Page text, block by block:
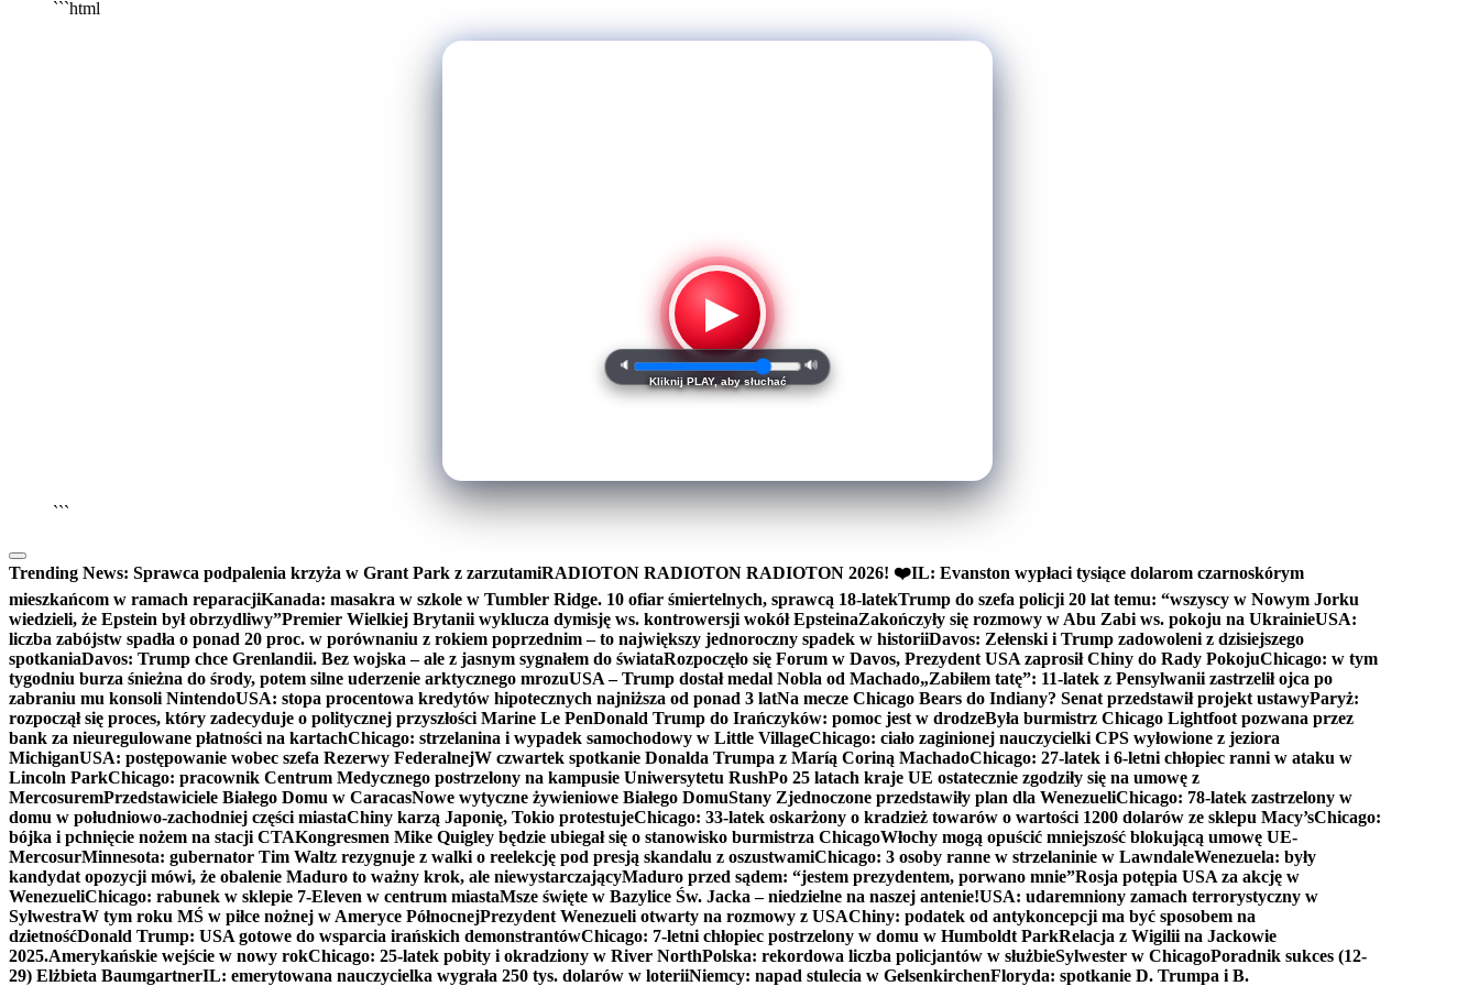
```html
▶
🔈 🔊
Kliknij PLAY, aby słuchać
```
Trending News: Sprawca podpalenia krzyża w Grant Park z zarzutamiRADIOTON RADIOTON RADIOTON 2026! ❤️IL: Evanston wypłaci tysiące dolarom czarnoskórym
mieszkańcom w ramach reparacjiKanada: masakra w szkole w Tumbler Ridge. 10 ofiar śmiertelnych, sprawcą 18-latekTrump do szefa policji 20 lat temu: “wszyscy w Nowym Jorku
wiedzieli, że Epstein był obrzydliwy”Premier Wielkiej Brytanii wyklucza dymisję ws. kontrowersji wokół EpsteinaZakończyły się rozmowy w Abu Zabi ws. pokoju na UkrainieUSA:
liczba zabójstw spadła o ponad 20 proc. w porównaniu z rokiem poprzednim – to największy jednoroczny spadek w historiiDavos: Zełenski i Trump zadowoleni z dzisiejszego
spotkaniaDavos: Trump chce Grenlandii. Bez wojska – ale z jasnym sygnałem do świataRozpoczęło się Forum w Davos, Prezydent USA zaprosił Chiny do Rady PokojuChicago: w tym
tygodniu burza śnieżna do środy, potem silne uderzenie arktycznego mrozuUSA – Trump dostał medal Nobla od Machado„Zabiłem tatę”: 11-latek z Pensylwanii zastrzelił ojca po
zabraniu mu konsoli NintendoUSA: stopa procentowa kredytów hipotecznych najniższa od ponad 3 latNa mecze Chicago Bears do Indiany? Senat przedstawił projekt ustawyParyż:
rozpoczął się proces, który zadecyduje o politycznej przyszłości Marine Le PenDonald Trump do Irańczyków: pomoc jest w drodzeByła burmistrz Chicago Lightfoot pozwana przez
bank za nieuregulowane płatności na kartachChicago: strzelanina i wypadek samochodowy w Little VillageChicago: ciało zaginionej nauczycielki CPS wyłowione z jeziora
MichiganUSA: postępowanie wobec szefa Rezerwy FederalnejW czwartek spotkanie Donalda Trumpa z Maríą Coriną MachadoChicago: 27-latek i 6-letni chłopiec ranni w ataku w
Lincoln ParkChicago: pracownik Centrum Medycznego postrzelony na kampusie Uniwersytetu RushPo 25 latach kraje UE ostatecznie zgodziły się na umowę z
MercosuremPrzedstawiciele Białego Domu w CaracasNowe wytyczne żywieniowe Białego DomuStany Zjednoczone przedstawiły plan dla WenezueliChicago: 78-latek zastrzelony w
domu w południowo-zachodniej części miastaChiny karzą Japonię, Tokio protestujeChicago: 33-latek oskarżony o kradzież towarów o wartości 1200 dolarów ze sklepu Macy’sChicago:
bójka i pchnięcie nożem na stacji CTAKongresmen Mike Quigley będzie ubiegał się o stanowisko burmistrza ChicagoWłochy mogą opuścić mniejszość blokującą umowę UE-
MercosurMinnesota: gubernator Tim Waltz rezygnuje z walki o reelekcję pod presją skandalu z oszustwamiChicago: 3 osoby ranne w strzelaninie w LawndaleWenezuela: były
kandydat opozycji mówi, że obalenie Maduro to ważny krok, ale niewystarczającyMaduro przed sądem: “jestem prezydentem, porwano mnie”Rosja potępia USA za akcję w
WenezueliChicago: rabunek w sklepie 7-Eleven w centrum miastaMsze święte w Bazylice Św. Jacka – niedzielne na naszej antenie!USA: udaremniony zamach terrorystyczny w
SylwestraW tym roku MŚ w piłce nożnej w Ameryce PółnocnejPrezydent Wenezueli otwarty na rozmowy z USAChiny: podatek od antykoncepcji ma być sposobem na
dzietnośćDonald Trump: USA gotowe do wsparcia irańskich demonstrantówChicago: 7-letni chłopiec postrzelony w domu w Humboldt ParkRelacja z Wigilii na Jackowie
2025.Amerykańskie wejście w nowy rokChicago: 25-latek pobity i okradziony w River NorthPolska: rekordowa liczba policjantów w służbieSylwester w ChicagoPoradnik sukces (12-
29) Elżbieta BaumgartnerIL: emerytowana nauczycielka wygrała 250 tys. dolarów w loteriiNiemcy: napad stulecia w GelsenkirchenFloryda: spotkanie D. Trumpa i B.